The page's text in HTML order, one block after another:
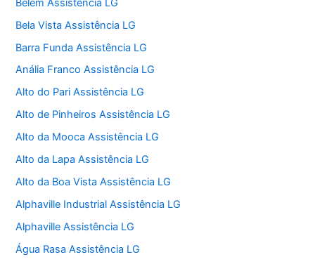
Belém Assistência LG
Bela Vista Assistência LG
Barra Funda Assistência LG
Anália Franco Assistência LG
Alto do Pari Assistência LG
Alto de Pinheiros Assistência LG
Alto da Mooca Assistência LG
Alto da Lapa Assistência LG
Alto da Boa Vista Assistência LG
Alphaville Industrial Assistência LG
Alphaville Assistência LG
Água Rasa Assistência LG